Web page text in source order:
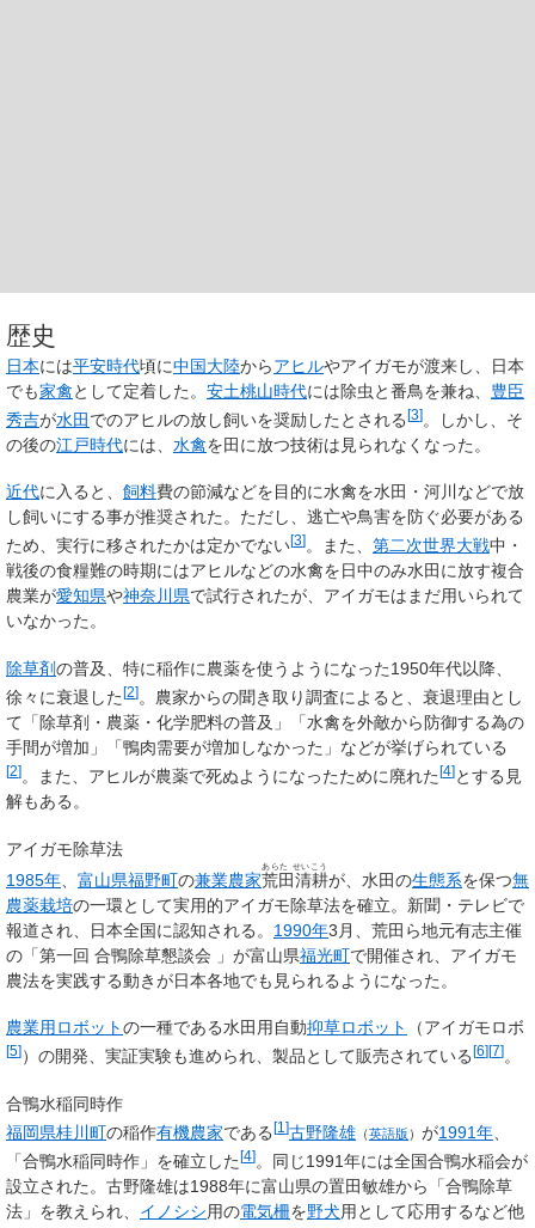
歴史
日本には平安時代頃に中国大陸からアヒルやアイガモが渡来し、日本
でも家禽として定着した。 安土桃山時代には除虫と番鳥を兼ね、 豊臣
秀吉が水田 でのアヒルの放し飼いを奨励したとされる[3]。しかし、そ
の後の江戸時代には、 水禽を田に放つ技術は見られなくなった。
近代に入ると、 飼料費の節減などを目的に水禽を水田・河川などで放
し飼いにする事が推奨された。ただし、逃亡や鳥害を防ぐ必要がある
ため、実行に移されたかは定かでない[3]。また、 第二次世界大戦中・
戦後の食糧難の時期にはアヒルなどの水禽を日中のみ水田に放す複合
農業が愛知県や神奈川県で試行されたが、アイガモはまだ用いられて
いなかった。
除草剤の普及、特に稲作に農薬を使うようになった1950年代以降、
徐々に衰退した[2]。農家からの聞き取り調査によると、衰退理由とし
て「除草剤・農薬・化学肥料の普及」「水禽を外敵から防御する為の
手間が増加」「鴨肉需要が増加しなかった」などが挙げられている
[2]。また、アヒルが農薬で死ぬようになったために廃れた[4]とする見
解もある。
アイガモ除草法
1985年
富山県福野町の兼業農家荒田清耕
あらた せいこう
が、水田の生態系を保つ無
農薬栽培の一環として実用的アイガモ除草法を確立。新聞・テレビで
報道され、日本全国に認知される。 1990年3月、荒田ら地元有志主催
の「第一回 合鴨除草懇談会 」が富山県福光町で開催され、アイガモ
農法を実践する動きが日本各地でも見られるようになった。
農業用ロボットの一種である水田用自動抑草ロボット （アイガモロボ
[5] ）の開発、実証実験も進められ、製品として販売されている [6][7]。
合鴨水稲同時作
福岡県桂川町の稲作有機農家である[1 ]古野隆雄 （英語版 ） が1991年
「合鴨水稲同時作」を確立した[4]。同じ1991年には全国合鴨水稲会が
設立された。古野隆雄は1988年に富山県の置田敏雄から「合鴨除草
法」を教えられ、 イノシシ用の電気柵を野犬用として応用するなど他